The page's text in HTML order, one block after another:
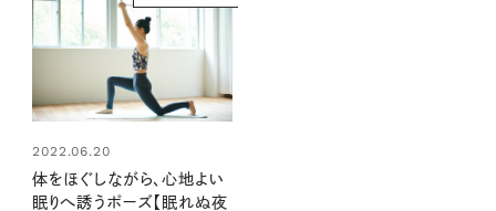
2022.06.20
体をほぐしながら、心地よい
眠りへ誘うポーズ【眠れぬ夜